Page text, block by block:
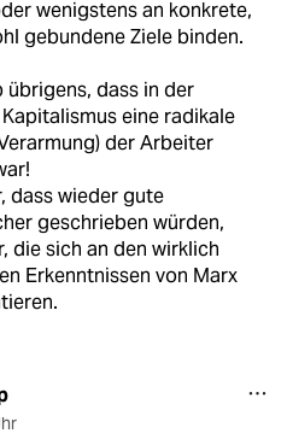
wenigstens an konkrete,
gebundene Ziele binden.
übrigens, dass in der
eine radikale
der Arbeiter
dass wieder gute
geschrieben würden,
die sich an den wirklich
Erkenntnissen von Marx